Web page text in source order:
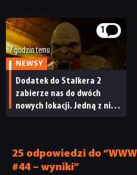
1
7 godzin temu
NEWSY
Dodatek do Stalkera 2
zabierze nas do dwóch
nowych lokacji. Jedną z nich
25 odpowiedzi do
#44 – wyniki”